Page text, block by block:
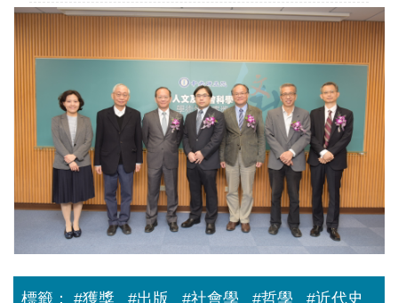
第
七
屆
「人
性
獎」
位
標籤： #獲獎 #出版 #社會學 #哲學
#近代史